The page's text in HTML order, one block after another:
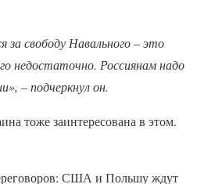
за свободу Навального – это
недостаточно. Россиянам надо
– подчеркнул он.
тоже заинтересована в этом.
США и Польшу ждут